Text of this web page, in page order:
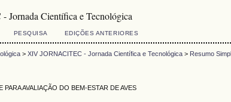
Científica e Tecnológica
PESQUISA EDIÇÕES ANTERIORES
> XIV JORNACITEC - Jornada Científica e Tecnológica> Resumo
AVALIAÇÃO DO BEM-ESTAR DE AVES